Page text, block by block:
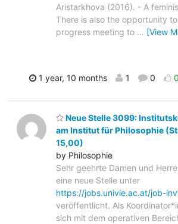
Aristarkhova (2016). - A
There is also the opportunity
progress meeting to … [View
1 year, 10 months 1 0 0
Neue Stelle 3099:
am Institut für Philosophie
15,00)
by Philosophie
Sehr geehrte Damen und
eine neue Stelle unter
https://jobs.univie.ac.at/job-
veröffentlicht. Als
sich mit dem operativen